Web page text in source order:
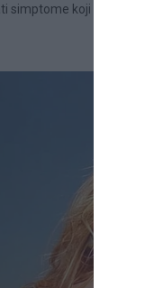
​​simptome koji bi mogli